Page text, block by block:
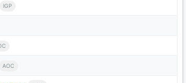
IGP
AOC